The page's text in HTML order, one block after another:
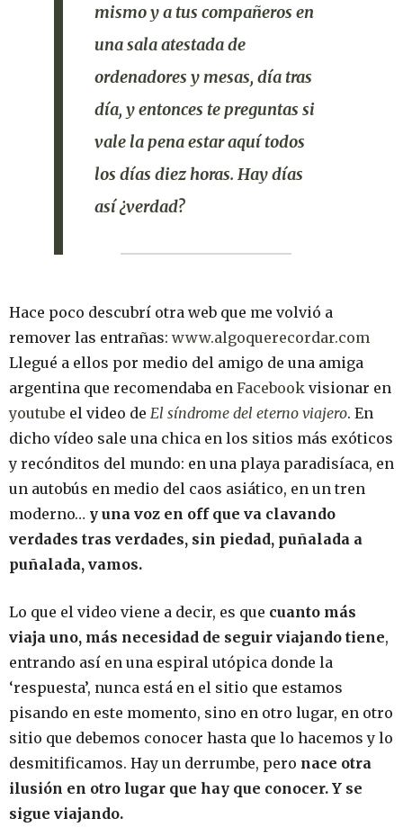
mismo y a tus compañeros en
una sala atestada de
ordenadores y mesas, día tras
día, y entonces te preguntas si
vale la penaestar aquí todos
los días diez horas. Hay días
así ¿verdad?
Hace poco descubrí otra web que me volvió a
remover las entrañas: www.algoquerecordar.com
Llegué a ellos por medio del amigo de una amiga
argentina que recomendaba en Facebook visionar en
youtube el video de El síndrome del eterno viajero. En
dicho vídeo sale una chica en los sitios más exóticos
y recónditos del mundo: en una playa paradisíaca, en
un autobús en medio del caos asiático, en un tren
moderno… y una voz en off que va clavando
verdades tras verdades, sin piedad, puñalada a
puñalada, vamos.
Lo que el video viene a decir, es que cuanto más
viaja uno, más necesidad de seguir viajando tiene,
entrando así en una espiral utópica donde la
‘respuesta’, nunca está en el sitio que estamos
pisando en este momento, sino en otro lugar, en otro
sitio que debemos conocer hasta que lo hacemos y lo
desmitificamos. Hay un derrumbe, pero nace otra
ilusión en otro lugar que hay que conocer. Y se
sigue viajando.